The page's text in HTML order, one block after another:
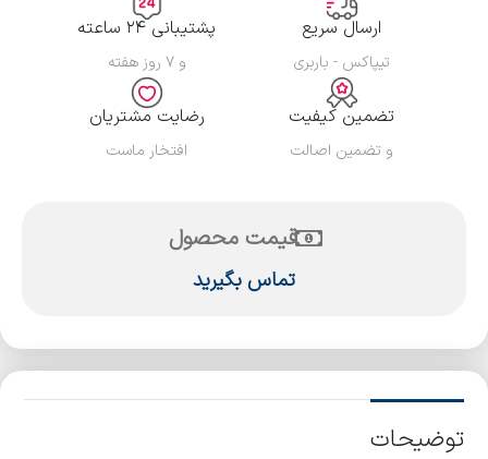
ارسال سریع
تیپاکس - باربری
پشتیبانی ۲۴ ساعته
و ۷ روز هفته
تضمین کیفیت
و تضمین اصالت
رضایت مشتریان
افتخار ماست
قیمت محصول
تماس بگیرید
توضیحات